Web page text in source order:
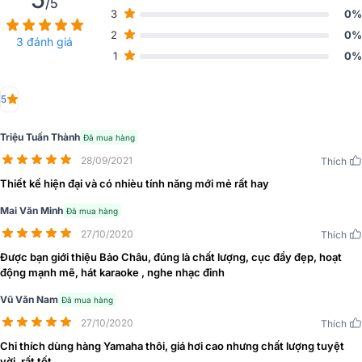
kích thước nhỏ gọn 480 x 88 x 388mm và nặng 6,9kg nên dễ
dàng di chuyển và lắp đặt.
Vỏ ngoài được chế tạo từ kim loại cao cấp, bền bỉ phủ thêm sơn
Led hiển thị chế độ hoạt động, thông số và dàn đèn tín hiệu được
sắp xếp khoa học mang đến cho người dùng theo dõi dễ dàng.
Mặt trước có thêm chi tiết để cầm và bảo vệ các hệ thống mặt
3 đánh giá
3
0%
2
0%
1
0%
5
Triệu Tuấn Thành Đã mua hàng
28/09/2021 Thích
Thiết kế hiện đại và có nhièu tính năng mới mẻ rất hay
Mai Văn Minh Đã mua hàng
27/10/2020 Thích
Được bạn giới thiệu Bảo Châu, đúng là chất lượng, cục đẩy đẹp, hoạt
động mạnh mẽ, hát karaoke , nghe nhạc đỉnh
Vũ Văn Nam Đã mua hàng
27/10/2020 Thích
Chỉ thích dùng hàng Yamaha thôi, giá hơi cao nhưng chất lượng tuyệt